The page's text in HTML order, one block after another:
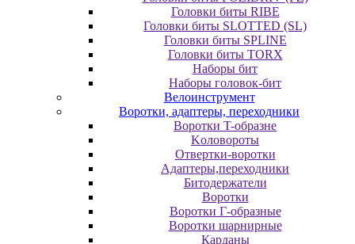
Головки биты RIBE
Головки биты SLOTTED (SL)
Головки биты SPLINE
Головки биты TORX
Наборы бит
Наборы головок-бит
Велоинструмент
Воротки, адаптеры, переходники
Bopoтки T-oбpaзне
Koлoвopoты
Oтвepтки-вopoтки
Адаптеры,переходники
Битодержатели
Воротки
Воротки Г-образные
Воротки шарнирные
Карданы